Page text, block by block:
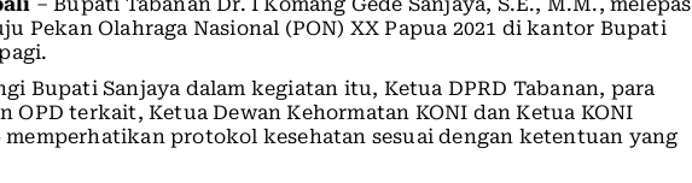
Pekan Olahraga Nasional (PON) XX Papua 2021 di kantor Bupati
Bupati Sanjaya dalam kegiatan itu, Ketua DPRD Tabanan, para
OPD terkait, Ketua Dewan Kehormatan KONI dan Ketua KONI
memperhatikan protokol kesehatan sesuai dengan ketentuan yang